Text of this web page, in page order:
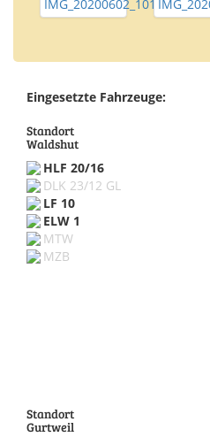
Eingesetzte Fahrzeuge:
Standort
Waldshut
HLF 20/16
DLK 23/12 GL
LF 10
ELW 1
MTW
MZB
Standort
Gurtweil